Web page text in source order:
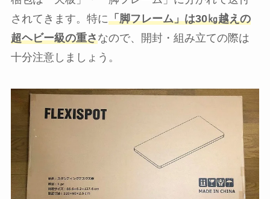
されてきます。特に「脚フレーム」は30㎏越えの
超ヘビー級の重さなので、開封・組み立ての際は
十分注意しましょう。